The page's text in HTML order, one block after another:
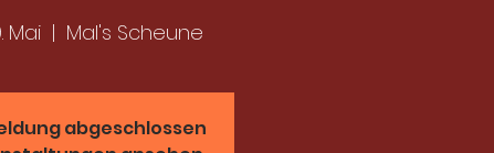
Mai
  |
Mal's Scheune
abgeschlossen